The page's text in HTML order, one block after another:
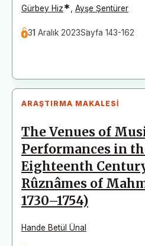
Gürbey Hiz* Ayşe Şentürer
31 Aralık 2023Sayfa 143-162
ARAŞTIRMA MAKALESI
The Venues of
Performances in
Eighteenth
Rûznâmes of
1730–1754)
Hande Betül Ünal